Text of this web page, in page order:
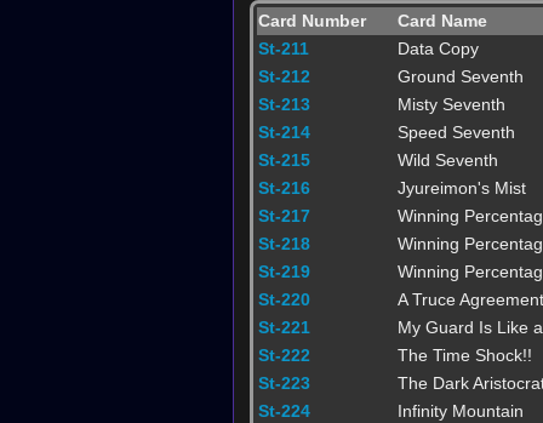
Card Number
Card Name
St-211
Data Copy
St-212
Ground Seventh
St-213
Misty Seventh
St-214
Speed Seventh
St-215
Wild Seventh
St-216
Jyureimon's Mist
St-217
Winning
St-218
Winning
St-219
Winning
St-220
A Truce Agreement
St-221
My Guard Is Like
St-222
The Time Shock!!
St-223
The Dark
St-224
Infinity Mountain